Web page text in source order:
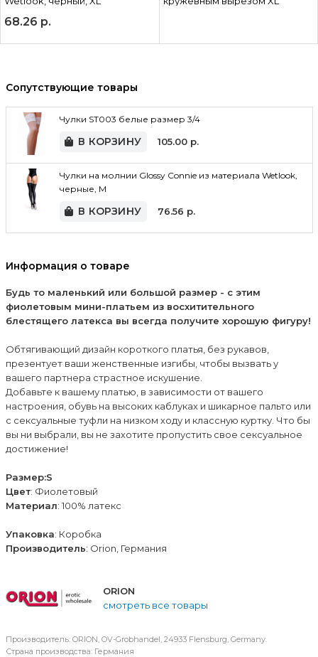
68.26 р.
Сопутствующие товары
Чулки ST003 белые размер 3/4
В КОРЗИНУ 105.00р.
Чулки на молнии Glossy Connie из материала Wetlook,
черные, M
В КОРЗИНУ 76.56 р.
Информация о товаре
Будь то маленький или большой размер - с этим
фиолетовым мини-платьем из восхитительного
блестящего латекса вы всегда получите хорошую фигуру!
Обтягивающий дизайн короткого платья, без рукавов,
презентует ваши женственные изгибы, чтобы вызвать у
вашего партнера страстное искушение.
Добавьте к вашему платью, в зависимости от вашего
настроения, обувь на высоких каблуках и шикарное пальто или
с сексуальные туфли на низком ходу и классную куртку. Что бы
вы ни выбрали, вы не захотите пропустить свое сексуальное
достижение!
Размер:S
Цвет: Фиолетовый
Материал: 100% латекс
Упаковка: Коробка
Производитель: Orion, Германия
ORION
смотреть все товары
Производитель: ORION, OV-Grobhandel, 24933 Flensburg, Germany.
Страна производства: Германия